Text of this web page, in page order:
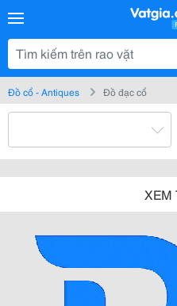
Đồ cổ - Antiques Đồ đạc cổ
XEM